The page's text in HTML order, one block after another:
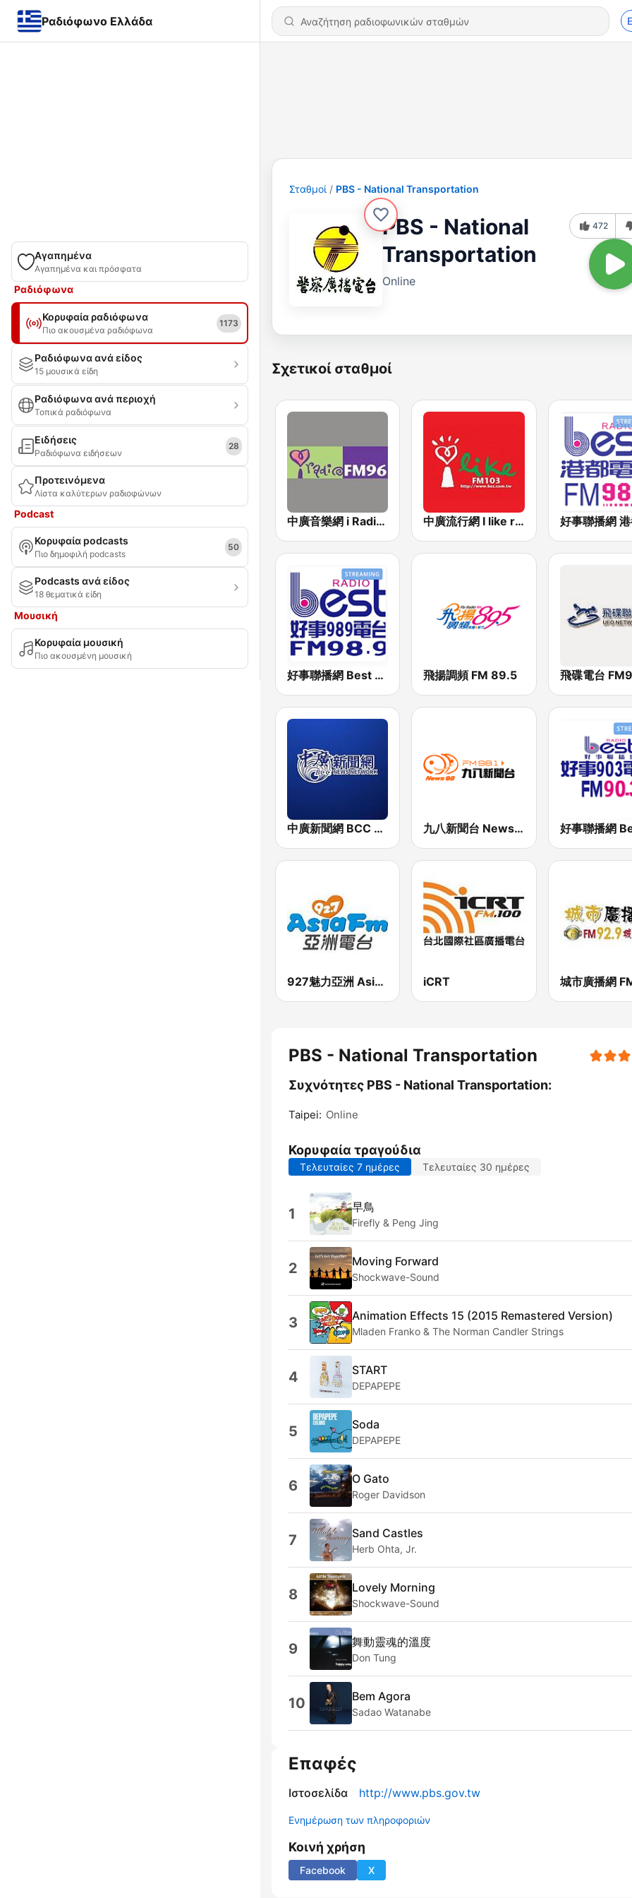
Ραδιόφωνο Ελλάδα
Αγαπημένα
Αγαπημένα και πρόσφατα
Ραδιόφωνα
Κορυφαία ραδιόφωνα
Πιο ακουσμένα ραδιόφωνα
1173
Ραδιόφωνα ανά είδος
15 μουσικά είδη
Ραδιόφωνα ανά περιοχή
Τοπικά ραδιόφωνα
Ειδήσεις
Ραδιόφωνα ειδήσεων
28
Προτεινόμενα
Λίστα καλύτερων ραδιοφώνων
Podcast
Κορυφαία podcasts
Πιο δημοφιλή podcasts
50
Podcasts ανά είδος
18 θεματικά είδη
Μουσική
Κορυφαία μουσική
Πιο ακουσμένη μουσική
Σταθμοί PBS - National Transportation
PBS - National
Transportation
Online
472
Σχετικοί σταθμοί
中廣音樂網 i Radio FM96.3 中廣流行網 I like radio
好事聯播網 Best Radio FM98.9 飛揚調頻 FM 89.5 飛碟電台
中廣新聞網 BCC News Radio 九八新聞台 News98 FM 98.1
927魅力亞洲 Asia FM 亞洲電台 iCRT
PBS - National Transportation
Συχνότητες PBS - National Transportation:
Taipei: Online
Κορυφαία τραγούδια
Τελευταίες 7 ημέρες Τελευταίες 30 ημέρες
1 早鳥
Firefly & Peng Jing
2 Moving Forward
Shockwave-Sound
3 Animation Effects 15 (2015 Remastered Version)
Mladen Franko & The Norman Candler Strings
4 START
DEPAPEPE
5 Soda
DEPAPEPE
6 O Gato
Roger Davidson
7 Sand Castles
Herb Ohta, Jr.
8 Lovely Morning
Shockwave-Sound
9 舞動靈魂的溫度
Don Tung
10 Bem Agora
Sadao Watanabe
Επαφές
Ιστοσελίδα http://www.pbs.gov.tw
Ενημέρωση των πληροφοριών
Κοινή χρήση
Facebook X